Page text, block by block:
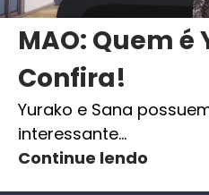
MAO: Quem é
Confira!
Yurako e Sana
interessante…
Continue lendo